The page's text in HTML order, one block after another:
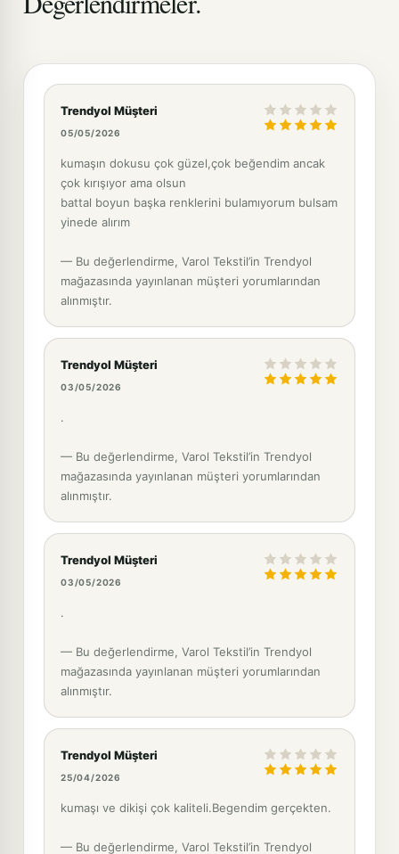
Trendyol Müşteri
05/05/2026
kumaşın dokusu çok güzel,çok beğendim ancak
çok kırışıyor ama olsun
battal boyun başka renklerini bulamıyorum bulsam
yinede alırım
— Bu değerlendirme, Varol Tekstil’in Trendyol
mağazasında yayınlanan müşteri yorumlarından
alınmıştır.
Trendyol Müşteri
03/05/2026
.
— Bu değerlendirme, Varol Tekstil’in Trendyol
mağazasında yayınlanan müşteri yorumlarından
alınmıştır.
Trendyol Müşteri
03/05/2026
.
— Bu değerlendirme, Varol Tekstil’in Trendyol
mağazasında yayınlanan müşteri yorumlarından
alınmıştır.
Trendyol Müşteri
25/04/2026
kumaşı ve dikişi çok kaliteli.Begendim gerçekten.
— Bu değerlendirme, Varol Tekstil’in Trendyol